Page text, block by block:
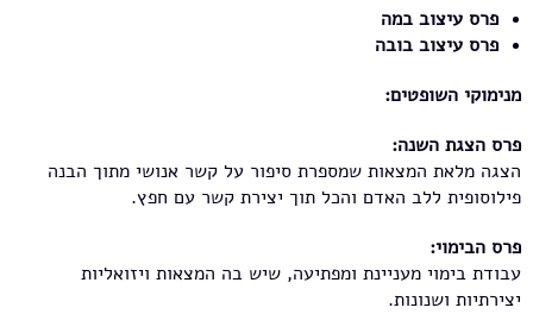
פרס עיצוב במה
פרס עיצוב בובה
מנימוקי השופטים:
פרס הצגת השנה:
הצגה מלאת המצאות שמספרת סיפור על קשר אנושי מתוך הבנה
פילוסופית ללב האדם והכל תוך יצירת קשר עם חפץ.
פרס הבימוי:
עבודת בימוי מעניינת ומפתיעה, שיש בה המצאות ויזואליות
יצירתיות ושנונות.